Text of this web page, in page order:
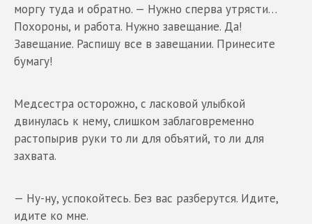
моргу туда и обратно. — Нужно сперва утрясти…
Похороны, и работа. Нужно завещание. Да!
Завещание. Распишу все в завещании. Принесите
бумагу!
Медсестра осторожно, с ласковой улыбкой
двинулась к нему, слишком заблаговременно
растопырив руки то ли для объятий, то ли для
захвата.
— Ну-ну, успокойтесь. Без вас разберутся. Идите,
идите ко мне.